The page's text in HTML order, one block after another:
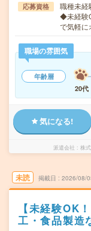
応募資格
職種未経
◆未経験
で気軽
職場の雰囲気
年齢層
20代
気になる!
派遣会社 株
未読 掲載日 2026/08/
【未経験OK
工・食品製造